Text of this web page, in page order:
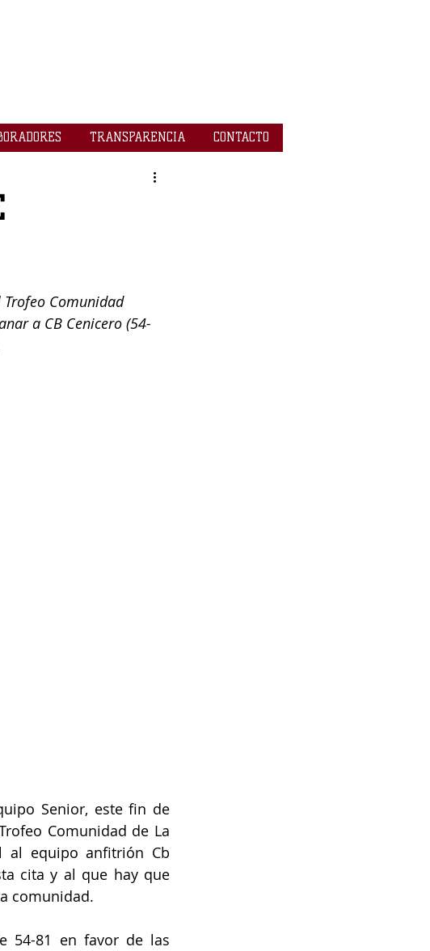
TRANSPARENCIA CONTACTO
Trofeo Comunidad
a CB Cenicero (54-
Senior, este fin de
Comunidad de La
al equipo anfitrión Cb
cita y al que hay que
comunidad.
54-81 en favor de las